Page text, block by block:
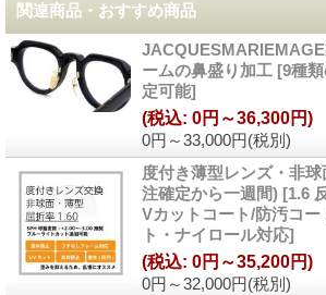
関連商品・おすすめ商品
ームの鼻盛り加工 [9種
定可能]
0円～33,000円(税別)
(税込: 0円～36,300円)
度付き薄型レンズ・非
注確定から一週間) [1.6
Vカットコート/防汚コー
ト・ナイロール対応]
0円～32,000円(税別)
(税込: 0円～35,200円)